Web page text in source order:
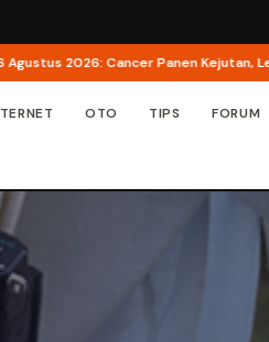
Panen Kejutan, Leo Jaga
OTO TIPS FORUM